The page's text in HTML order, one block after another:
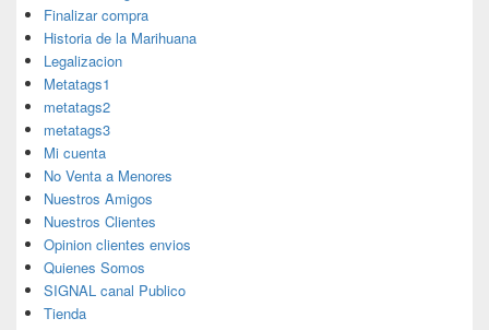
Finalizar compra
Historia de la Marihuana
Legalizacion
Metatags1
metatags2
metatags3
Mi cuenta
No Venta a Menores
Nuestros Amigos
Nuestros Clientes
Opinion clientes envios
Quienes Somos
SIGNAL canal Publico
Tienda